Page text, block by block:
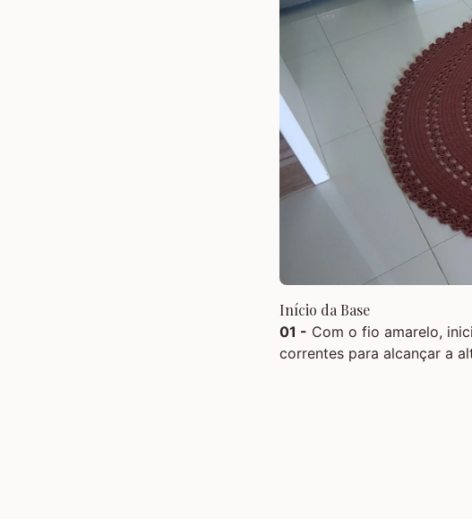
Início da Base
01 - Com o fio amarelo,
correntes para alcançar a